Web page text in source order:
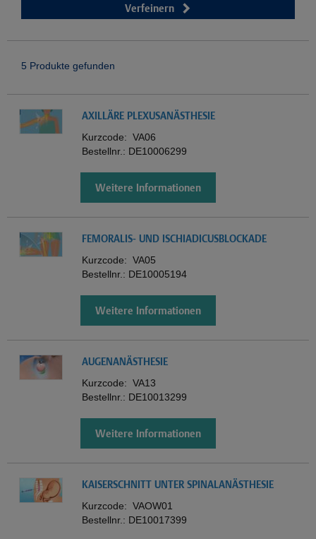
Verfeinern
5 Produkte gefunden
AXILLÄRE PLEXUSANÄSTHESIE
Kurzcode: VA06
Bestellnr.: DE10006299
Weitere Informationen
FEMORALIS- UND ISCHIADICUSBLOCKADE
Kurzcode: VA05
Bestellnr.: DE10005194
Weitere Informationen
AUGENANÄSTHESIE
Kurzcode: VA13
Bestellnr.: DE10013299
Weitere Informationen
KAISERSCHNITT UNTER SPINALANÄSTHESIE
Kurzcode: VAOW01
Bestellnr.: DE10017399